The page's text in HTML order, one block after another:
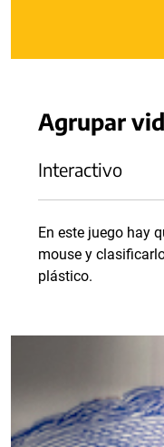
Agrupar
Interactivo
En este juego hay
mouse y
plástico.